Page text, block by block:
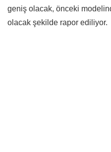
geniş olacak, önceki
olacak şekilde rapor ediliyor.